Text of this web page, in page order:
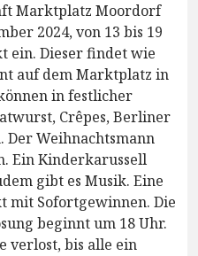
Marktplatz Moordorf
2024, von 13 bis 19
ein. Dieser findet wie
auf dem Marktplatz in
in festlicher
Crêpes, Berliner
Der Weihnachtsmann
Ein Kinderkarussell
gibt es Musik. Eine
mit Sofortgewinnen. Die
beginnt um 18 Uhr.
verlost, bis alle ein